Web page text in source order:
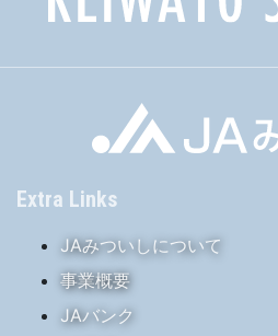
Extra Links
JAみついしについて
事業概要
JAバンク